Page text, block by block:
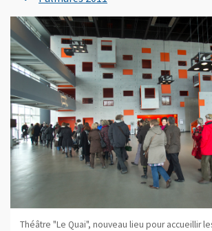
Théâtre "Le Quai", nouveau lieu pour accueillir